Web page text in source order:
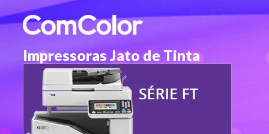
Impressoras Jato de Tinta